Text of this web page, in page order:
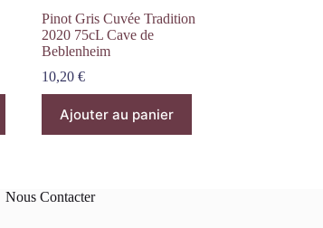
Pinot Gris Cuvée Tradition
2020 75cL Cave de
Beblenheim
10,20€
Ajouter au panier
Nous Contacter